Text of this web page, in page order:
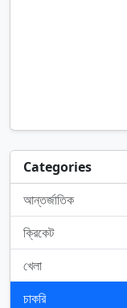
Categories
আন্তর্জাতিক
ক্রিকেট
খেলা
চাকরি